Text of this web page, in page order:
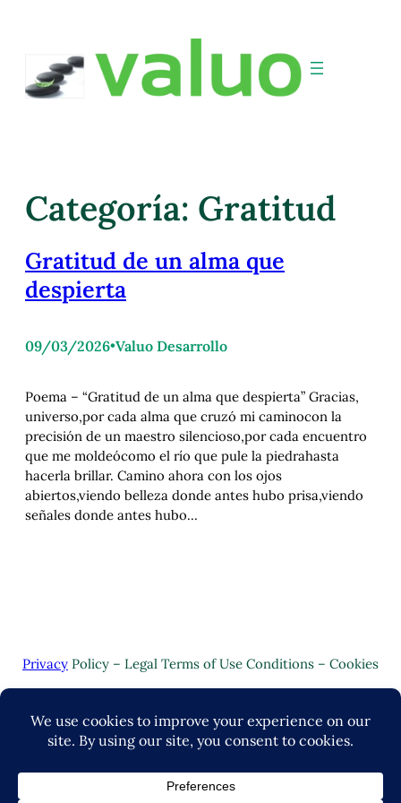
Categoría: Gratitud
Gratitud de un alma que
despierta
09/03/2026•Valuo Desarrollo
Poema – “Gratitud de un alma que despierta” Gracias,
universo,por cada alma que cruzó mi caminocon la
precisión de un maestro silencioso,por cada encuentro
que me moldeócomo el río que pule la piedrahasta
hacerla brillar. Camino ahora con los ojos
abiertos,viendo belleza donde antes hubo prisa,viendo
señales donde antes hubo…
Privacy Policy – Legal Terms of Use Conditions – Cookies